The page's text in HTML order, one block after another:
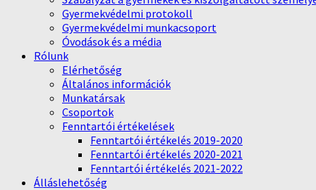
Gyermekvédelmi protokoll
Gyermekvédelmi munkacsoport
Óvodások és a média
Rólunk
Elérhetőség
Általános információk
Munkatársak
Csoportok
Fenntartói értékelések
Fenntartói értékelés 2019-2020
Fenntartói értékelés 2020-2021
Fenntartói értékelés 2021-2022
Álláslehetőség